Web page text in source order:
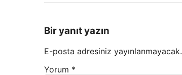
Bir yanıt yazın
E-posta adresiniz yayınlanmayacak.
Yorum *